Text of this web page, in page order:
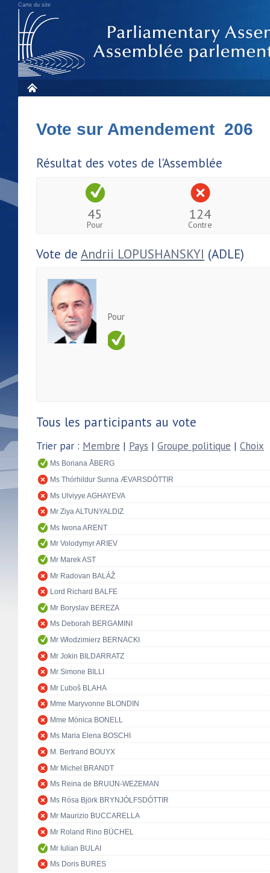
Carte du site
Vote sur Amendement 206
Résultat des votes de l'Assemblée
45
Pour
124
Contre
Vote de Andrii LOPUSHANSKYI (ADLE)
Pour
Tous les participants au vote
Trier par : Membre | Pays | Groupe politique | Choix
Ms Boriana ÅBERG
Ms Thórhildur Sunna ÆVARSDÓTTIR
Ms Ulviyye AGHAYEVA
Mr Ziya ALTUNYALDIZ
Ms Iwona ARENT
Mr Volodymyr ARIEV
Mr Marek AST
Mr Radovan BALÁŽ
Lord Richard BALFE
Mr Boryslav BEREZA
Ms Deborah BERGAMINI
Mr Włodzimierz BERNACKI
Mr Jokin BILDARRATZ
Mr Simone BILLI
Mr Ľuboš BLAHA
Mme Maryvonne BLONDIN
Mme Mònica BONELL
Ms Maria Elena BOSCHI
M. Bertrand BOUYX
Mr Michel BRANDT
Ms Reina de BRUIJN-WEZEMAN
Ms Rósa Björk BRYNJÓLFSDÓTTIR
Mr Maurizio BUCCARELLA
Mr Roland Rino BÜCHEL
Mr Iulian BULAI
Ms Doris BURES